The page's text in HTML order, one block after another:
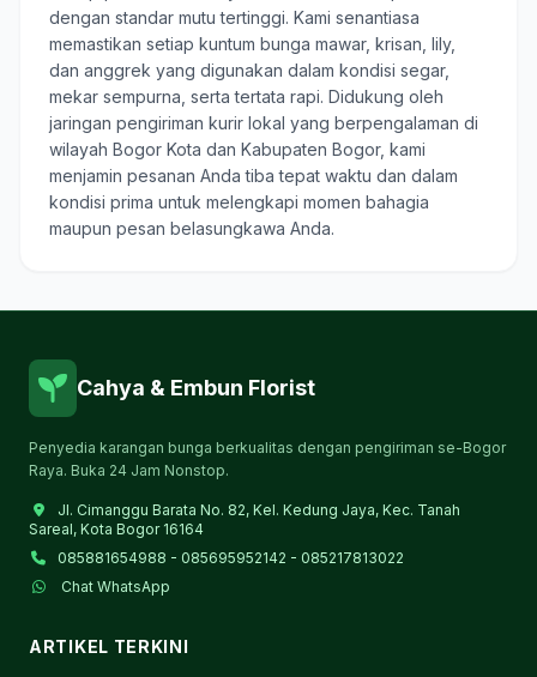
dengan standar mutu tertinggi. Kami senantiasa
memastikan setiap kuntum bunga mawar, krisan, lily,
dan anggrek yang digunakan dalam kondisi segar,
mekar sempurna, serta tertata rapi. Didukung oleh
jaringan pengiriman kurir lokal yang berpengalaman di
wilayah Bogor Kota dan Kabupaten Bogor, kami
menjamin pesanan Anda tiba tepat waktu dan dalam
kondisi prima untuk melengkapi momen bahagia
maupun pesan belasungkawa Anda.
Cahya & Embun Florist
Penyedia karangan bunga berkualitas dengan pengiriman se-Bogor
Raya. Buka 24 Jam Nonstop.
Jl. Cimanggu Barata No. 82, Kel. Kedung Jaya, Kec. Tanah
Sareal, Kota Bogor 16164
085881654988 - 085695952142 - 085217813022
Chat WhatsApp
ARTIKEL TERKINI